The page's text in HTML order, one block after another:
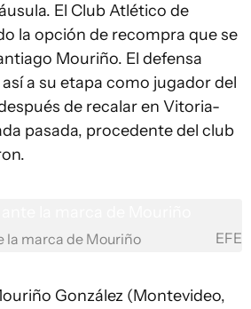
El Club Atlético de
la opción de recompra que se
Mouriño. El defensa
a su etapa como jugador del
de recalar en Vitoria-
pasada, procedente del club
la marca de Mouriño EFE
González (Montevideo,